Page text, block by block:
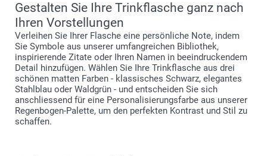
Gestalten Sie Ihre Trinkflasche ganz nach
Ihren Vorstellungen
Verleihen Sie Ihrer Flasche eine persönliche Note, indem
Sie Symbole aus unserer umfangreichen Bibliothek,
inspirierende Zitate oder Ihren Namen in beeindruckendem
Detail hinzufügen. Wählen Sie Ihre Trinkflasche aus drei
schönen matten Farben - klassisches Schwarz, elegantes
Stahlblau oder Waldgrün - und entscheiden Sie sich
anschliessend für eine Personalisierungsfarbe aus unserer
Regenbogen-Palette, um den perfekten Kontrast und Stil zu
schaffen.